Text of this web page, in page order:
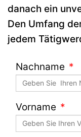
danach ein
Den Umfang
jedem
Nachname
Vorname